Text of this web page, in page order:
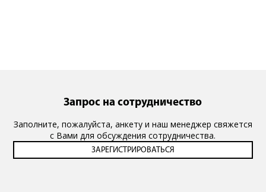
Запрос на сотрудничество
Заполните, пожалуйста, анкету и наш менеджер свяжется
с Вами для обсуждения сотрудничества.